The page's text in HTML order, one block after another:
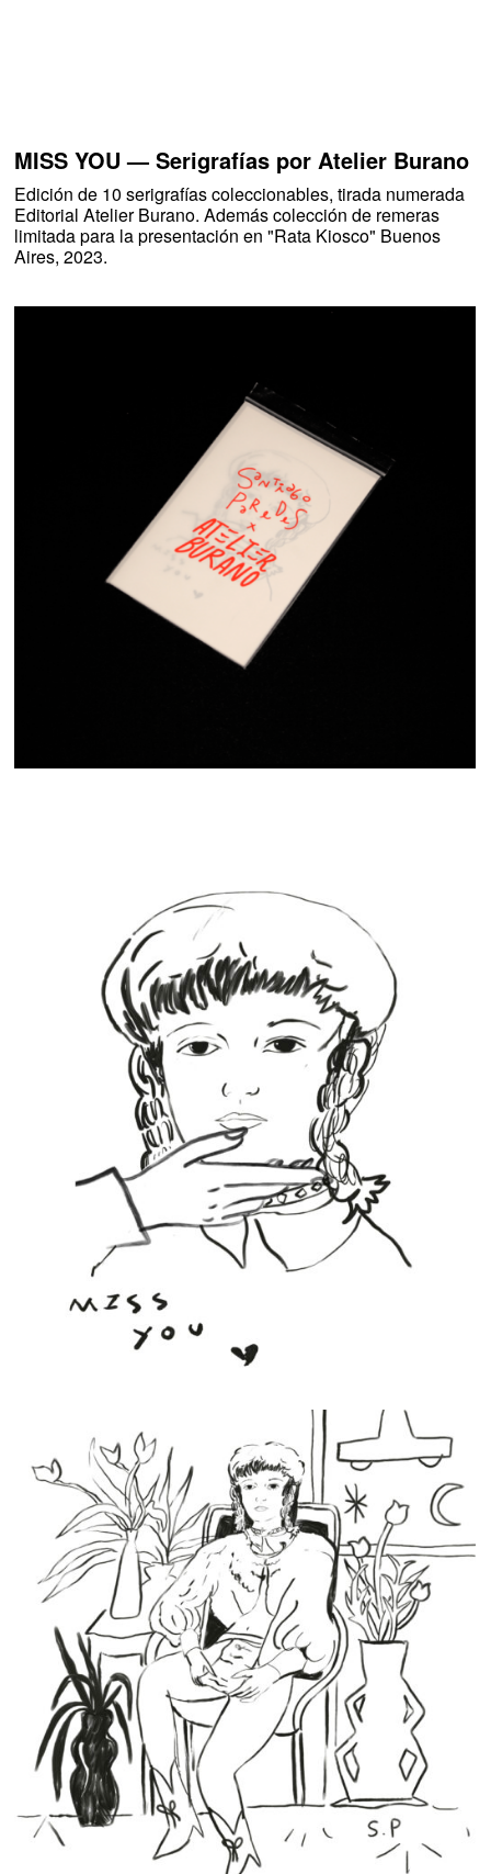
Proyectos y comisiones
Works
Bio
Archivo
MISS YOU — Serigrafías por Atelier Burano
Edición de 10 serigrafías coleccionables, tirada numerada
Editorial Atelier Burano. Además colección de remeras
limitada para la presentación en "Rata Kiosco" Buenos
Aires, 2023.